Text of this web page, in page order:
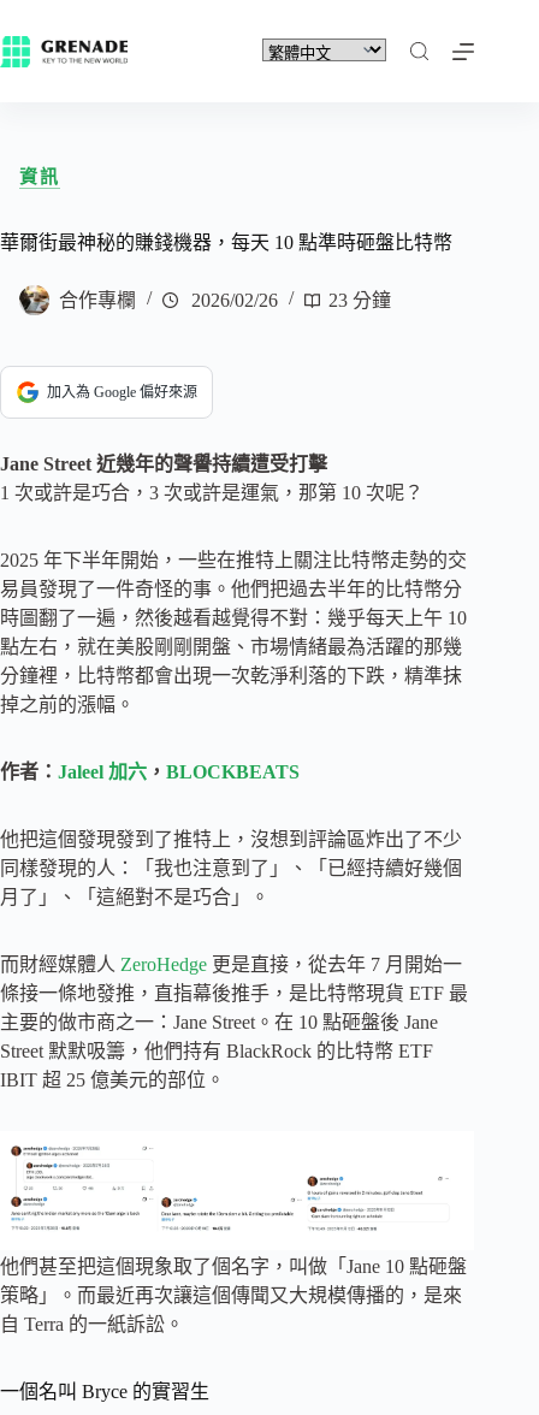
資訊
華爾街最神秘的賺錢機器，每天 10 點準時砸盤比特幣
合作專欄 2026/02/26 23 分鐘
加入為 Google 偏好來源
Jane Street 近幾年的聲譽持續遭受打擊
1 次或許是巧合，3 次或許是運氣，那第 10 次呢？
2025 年下半年開始，一些在推特上關注比特幣走勢的交
易員發現了一件奇怪的事。他們把過去半年的比特幣分
時圖翻了一遍，然後越看越覺得不對：幾乎每天上午 10
點左右，就在美股剛剛開盤、市場情緒最為活躍的那幾
分鐘裡，比特幣都會出現一次乾淨利落的下跌，精準抹
掉之前的漲幅。
作者： Jaleel 加六 ， BLOCKBEATS
他把這個發現發到了推特上，沒想到評論區炸出了不少
同樣發現的人：「我也注意到了」、「已經持續好幾個
月了」、「這絕對不是巧合」。
而財經媒體人 ZeroHedge 更是直接，從去年 7 月開始一
條接一條地發推，直指幕後推手，是比特幣現貨 ETF 最
主要的做市商之一：Jane Street。在 10 點砸盤後 Jane
Street 默默吸籌，他們持有 BlackRock 的比特幣 ETF
IBIT 超 25 億美元的部位。
他們甚至把這個現象取了個名字，叫做「Jane 10 點砸盤
策略」。而最近再次讓這個傳聞又大規模傳播的，是來
自 Terra 的一紙訴訟。
一個名叫 Bryce 的實習生